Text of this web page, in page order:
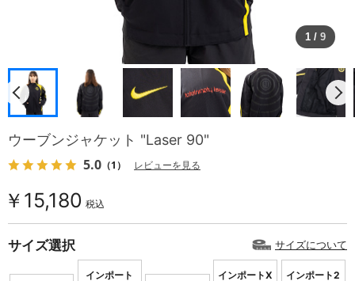
1 / 9
ウーブンジャケット "Laser 90"
5.0 （1） レビューを見る
￥15,180 税込
サイズ選択 サイズについて
インポート
インポートX
インポート2